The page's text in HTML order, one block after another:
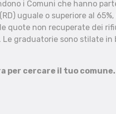
i Comuni che hanno
uguale o superiore al
quote non recuperate dei
graduatorie sono stilate in
per cercare il tuo comune.